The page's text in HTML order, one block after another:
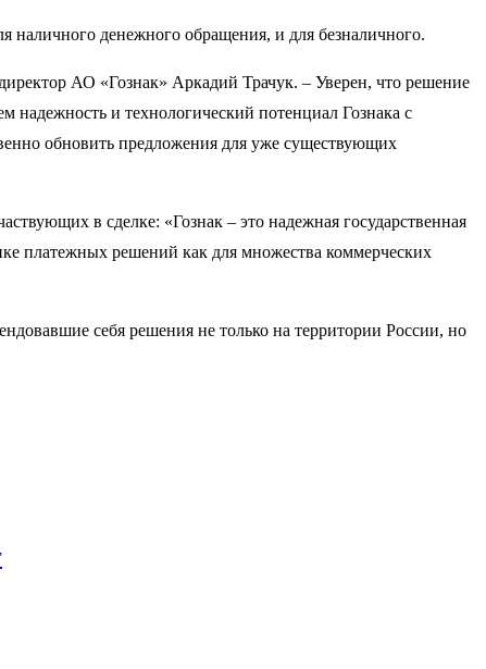
наличного денежного обращения, и для безналичного.
АО «Гознак» Аркадий Трачук. – Уверен, что решение
надежность и технологический потенциал Гознака с
обновить предложения для уже существующих
в сделке: «Гознак – это надежная государственная
платежных решений как для множества коммерческих
себя решения не только на территории России, но